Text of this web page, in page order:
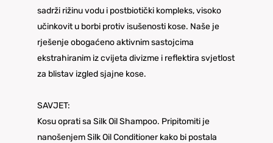
sadrži rižinu vodu i postbiotički kompleks, visoko
učinkovit u borbi protiv isušenosti kose. Naše je
rješenje obogaćeno aktivnim sastojcima
ekstrahiranim iz cvijeta divizme i reflektira svjetlost
za blistav izgled sjajne kose.
SAVJET:
Kosu oprati sa Silk Oil Shampoo. Pripitomiti je
nanošenjem Silk Oil Conditioner kako bi postala